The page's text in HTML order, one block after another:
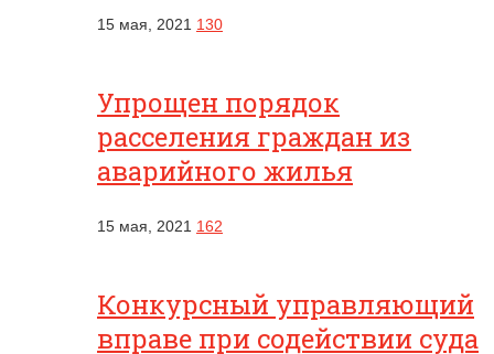
15 мая, 2021 130
Упрощен порядок
расселения граждан из
аварийного жилья
15 мая, 2021 162
Конкурсный управляющий
вправе при содействии суда